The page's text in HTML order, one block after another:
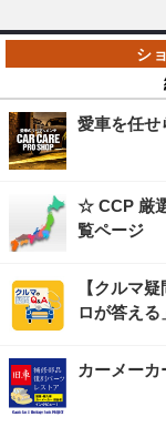
愛車を任せ
☆ CCP 厳
覧ページ
【クルマ
ロが答える
カーメー